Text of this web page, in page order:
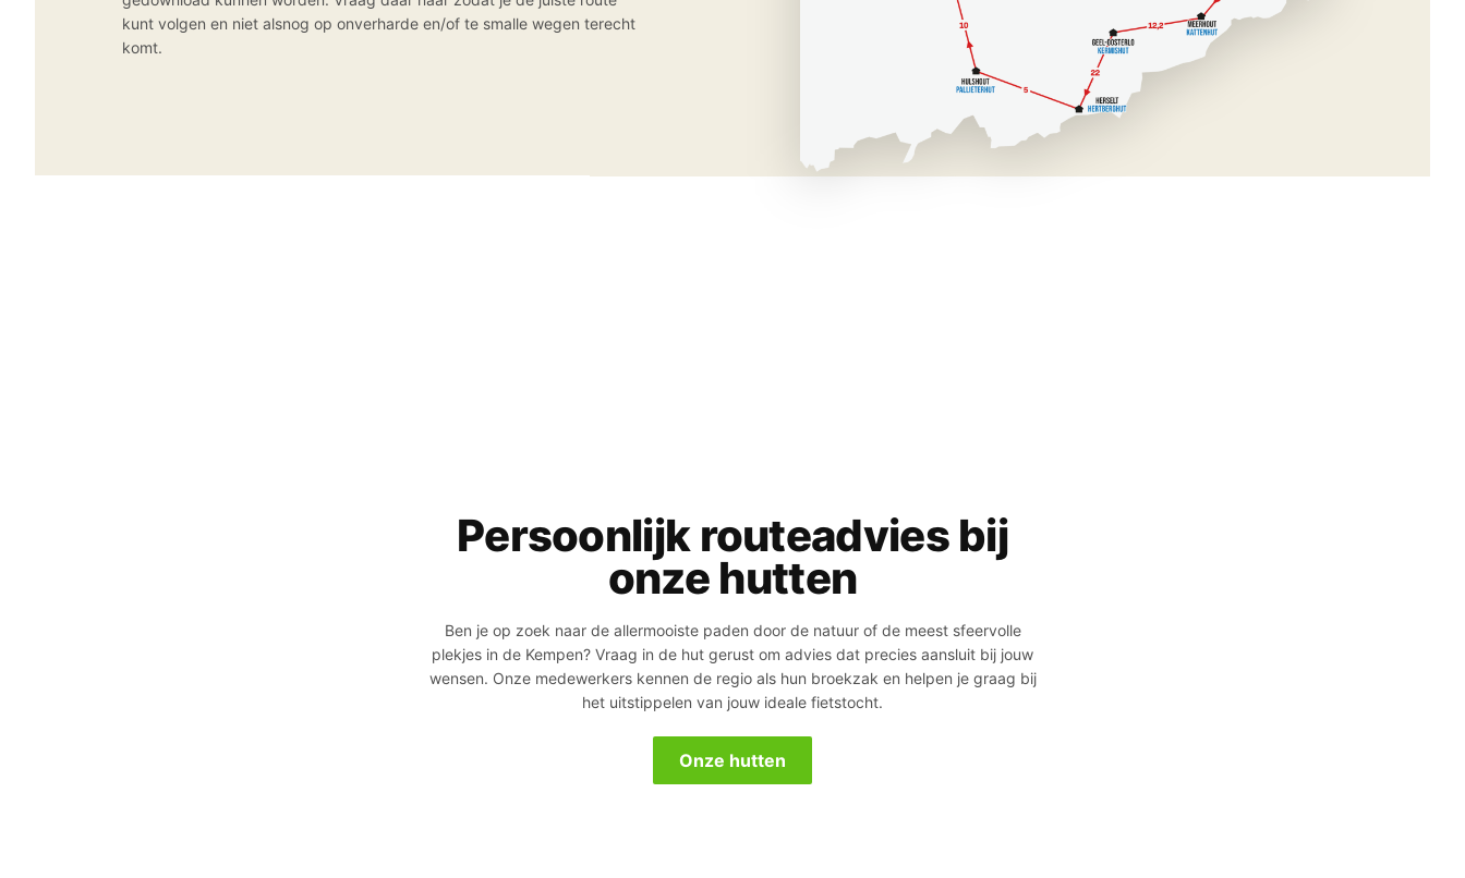
kunt volgen en niet alsnog op onverharde en/of te smalle wegen terecht
komt.
Persoonlijk routeadvies bij
onze hutten
Ben je op zoek naar de allermooiste paden door de natuur of de meest sfeervolle
plekjes in de Kempen? Vraag in de hut gerust om advies dat precies aansluit bij jouw
wensen. Onze medewerkers kennen de regio als hun broekzak en helpen je graag bij
het uitstippelen van jouw ideale fietstocht.
Onze hutten